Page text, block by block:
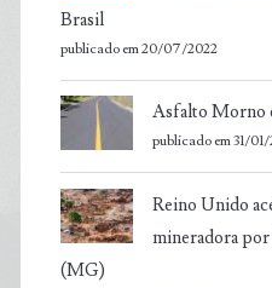
Brasil
publicado em 20/07/2022
Asfalto Morno
publicado em 31/
Reino Unido
mineradora por
(MG)